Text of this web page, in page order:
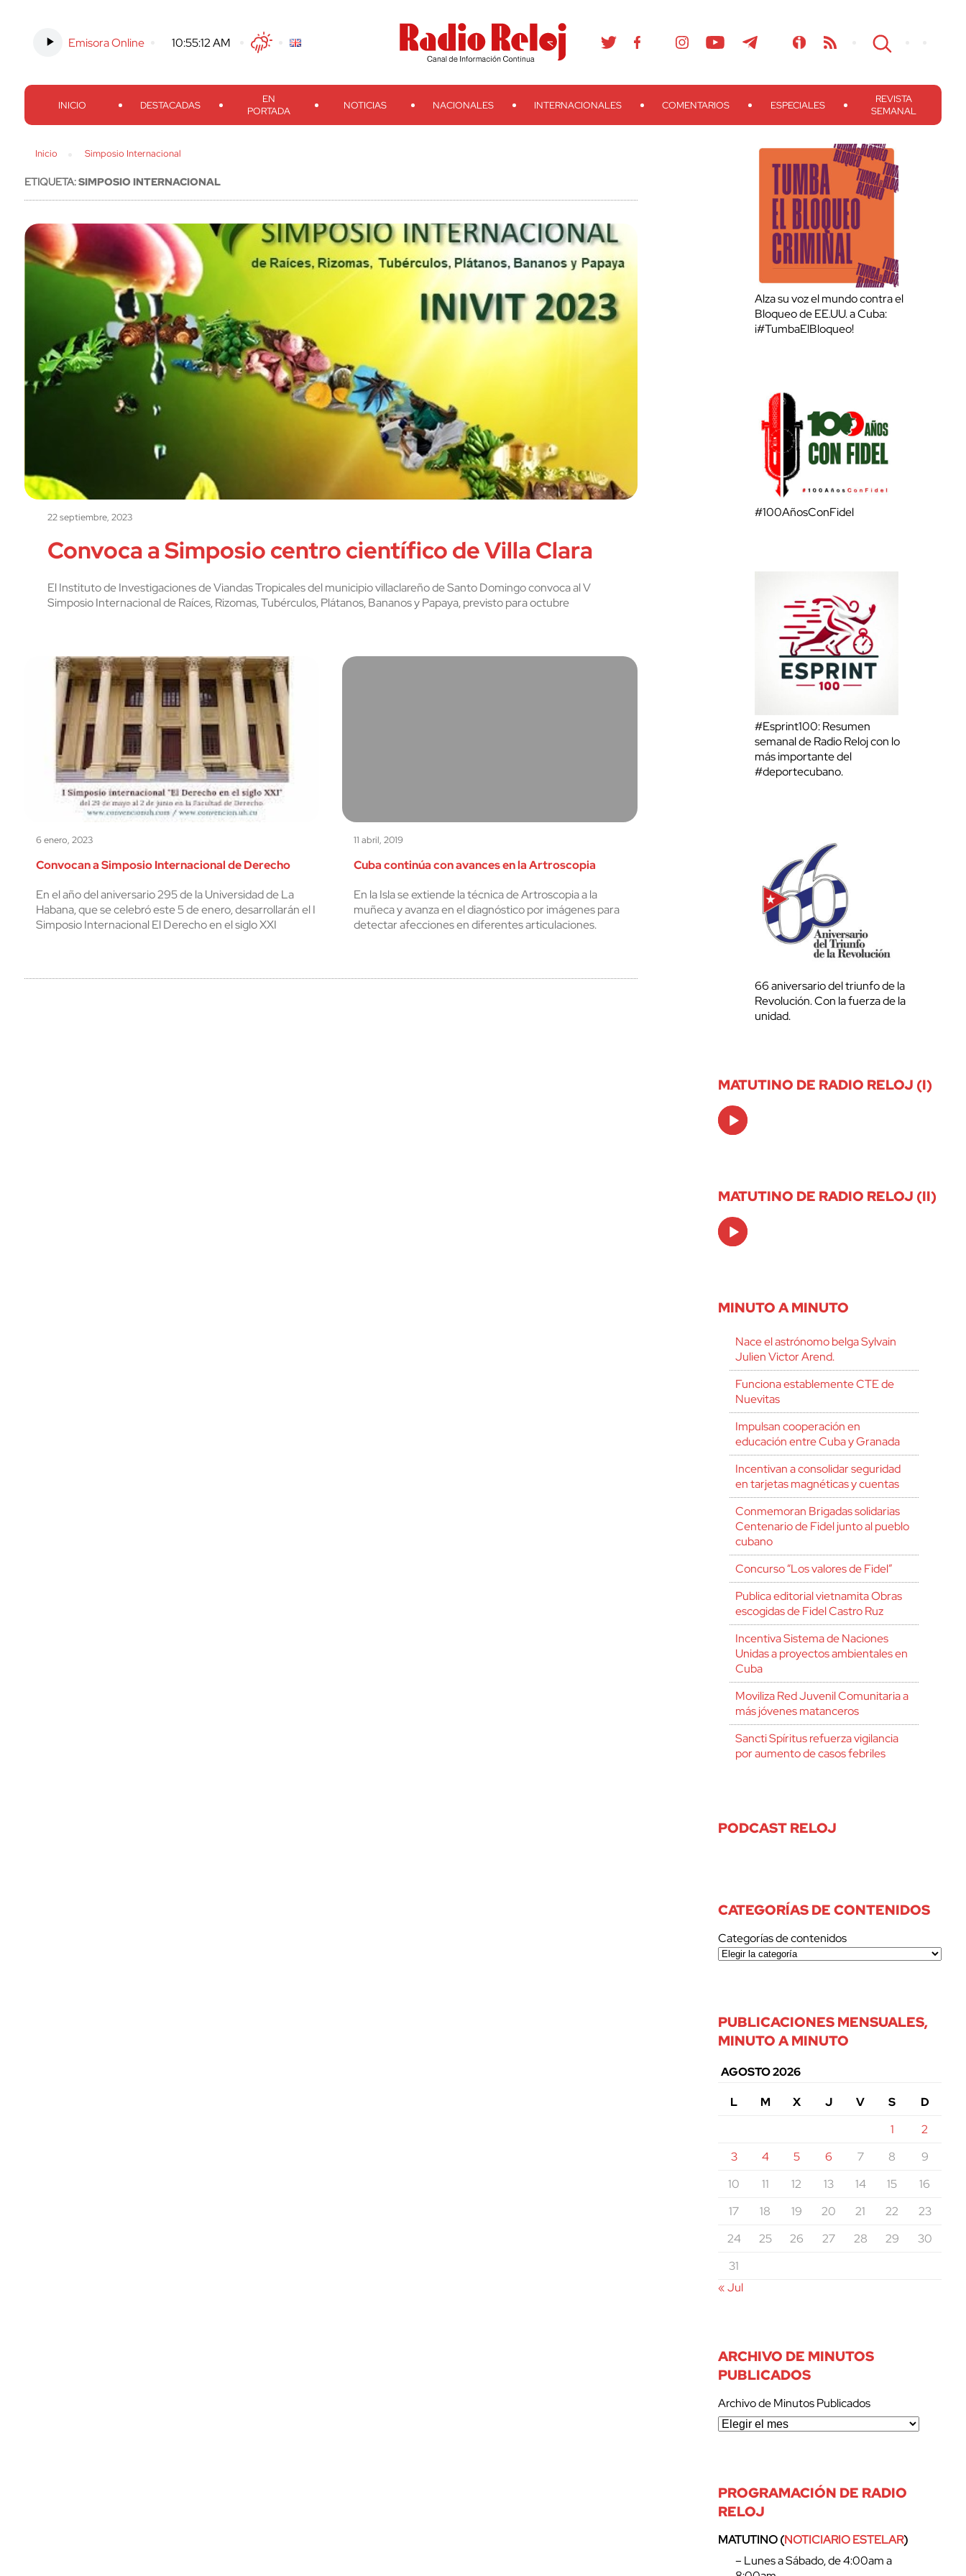
Emisora Online 10:55:13 AM TwitterFacebook
Threads
Instagram TelegramTeveo Ivoox RSS Search
INICIO DESTACADAS
EN
PORTADA
NOTICIAS NACIONALES INTERNACIONALES COMENTARIOS ESPECIALES
REVISTA
SEMANAL
Inicio Simposio Internacional
ETIQUETA:SIMPOSIO INTERNACIONAL
22 septiembre, 2023
Convoca a Simposio centro científico de Villa Clara
El Instituto de Investigaciones de Viandas Tropicales del municipio villaclareño de Santo Domingo convoca al V
Simposio Internacional de Raíces, Rizomas, Tubérculos, Plátanos, Bananos y Papaya, previsto para octubre
6 enero, 2023
Convocan a Simposio Internacional de Derecho
En el año del aniversario 295 de la Universidad de La
Habana, que se celebró este 5 de enero, desarrollarán el I
Simposio Internacional El Derecho en el siglo XXI
11 abril, 2019
Cuba continúa con avances en la Artroscopia
En la Isla se extiende la técnica de Artroscopia a la
muñeca y avanza en el diagnóstico por imágenes para
detectar afecciones en diferentes articulaciones.
Alza su voz el mundo contra el
Bloqueo de EE.UU. a Cuba:
¡#TumbaElBloqueo!
#100AñosConFidel
#Esprint100: Resumen
semanal de Radio Reloj con lo
más importante del
#deportecubano.
66 aniversario del triunfo de la
Revolución. Con la fuerza de la
unidad.
MATUTINO DE RADIO RELOJ (I)
Audio
Player
MATUTINO DE RADIO RELOJ (II)
Audio
Player
MINUTO A MINUTO
Nace el astrónomo belga Sylvain
Julien Victor Arend.
Funciona establemente CTE de
Nuevitas
Impulsan cooperación en
educación entre Cuba y Granada
Incentivan a consolidar seguridad
en tarjetas magnéticas y cuentas
Conmemoran Brigadas solidarias
Centenario de Fidel junto al pueblo
cubano
Concurso “Los valores de Fidel”
Publica editorial vietnamita Obras
escogidas de Fidel Castro Ruz
Incentiva Sistema de Naciones
Unidas a proyectos ambientales en
Cuba
Moviliza Red Juvenil Comunitaria a
más jóvenes matanceros
Sancti Spíritus refuerza vigilancia
por aumento de casos febriles
PODCAST RELOJ
CATEGORÍAS DE CONTENIDOS
Categorías de contenidos
PUBLICACIONES MENSUALES,
MINUTO A MINUTO
AGOSTO 2026
L
M X J V S
D
1
2
3
4 5 6 7 8
9
10
11 12 13 14 15
16
17
18 19 20 21 22
23
24
25 26 27 28 29
30
31
« Jul
ARCHIVO DE MINUTOS
PUBLICADOS
Archivo de Minutos Publicados
PROGRAMACIÓN DE RADIO
RELOJ
MATUTINO (NOTICIARIO ESTELAR)
– Lunes a Sábado, de 4:00am a